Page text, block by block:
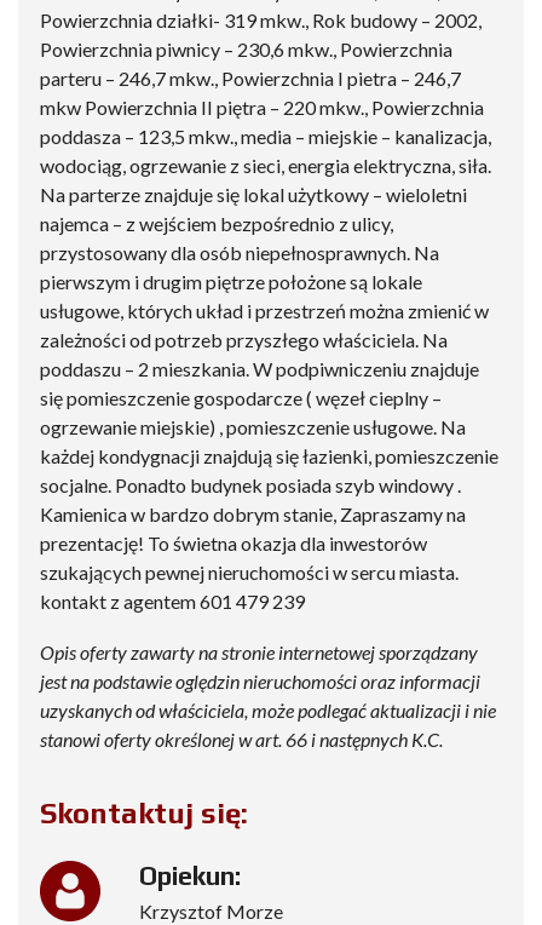
Powierzchnia działki- 319 mkw., Rok budowy – 2002,
Powierzchnia piwnicy – 230,6 mkw., Powierzchnia
parteru – 246,7 mkw., Powierzchnia I pietra – 246,7
mkw Powierzchnia II piętra – 220 mkw., Powierzchnia
poddasza – 123,5 mkw., media – miejskie – kanalizacja,
wodociąg, ogrzewanie z sieci, energia elektryczna, siła.
Na parterze znajduje się lokal użytkowy – wieloletni
najemca – z wejściem bezpośrednio z ulicy,
przystosowany dla osób niepełnosprawnych. Na
pierwszym i drugim piętrze położone są lokale
usługowe, których układ i przestrzeń można zmienić w
zależności od potrzeb przyszłego właściciela. Na
poddaszu – 2 mieszkania. W podpiwniczeniu znajduje
się pomieszczenie gospodarcze ( węzeł cieplny –
ogrzewanie miejskie) , pomieszczenie usługowe. Na
każdej kondygnacji znajdują się łazienki, pomieszczenie
socjalne. Ponadto budynek posiada szyb windowy .
Kamienica w bardzo dobrym stanie, Zapraszamy na
prezentację! To świetna okazja dla inwestorów
szukających pewnej nieruchomości w sercu miasta.
kontakt z agentem 601 479 239
Opis oferty zawarty na stronie internetowej sporządzany
jest na podstawie oględzin nieruchomości oraz informacji
uzyskanych od właściciela, może podlegać aktualizacji i nie
stanowi oferty określonej w art. 66 i następnych K.C.
Skontaktuj się:
Opiekun:
Krzysztof Morze